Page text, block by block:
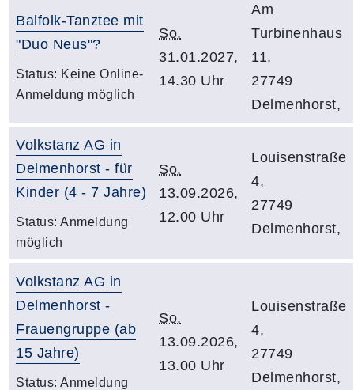
Balfolk-Tanztee mit
"Duo Neus"?
Status: Keine Online-
Anmeldung möglich
So.
31.01.2027,
14.30 Uhr
Am
Turbinenhaus
11,
27749
Delmenhorst,
Volkstanz AG in
Delmenhorst - für
Kinder (4 - 7 Jahre)
Status: Anmeldung
möglich
So.
13.09.2026,
12.00 Uhr
Louisenstraße
4,
27749
Delmenhorst,
Volkstanz AG in
Delmenhorst -
Frauengruppe (ab
15 Jahre)
Status: Anmeldung
So.
13.09.2026,
13.00 Uhr
Louisenstraße
4,
27749
Delmenhorst,